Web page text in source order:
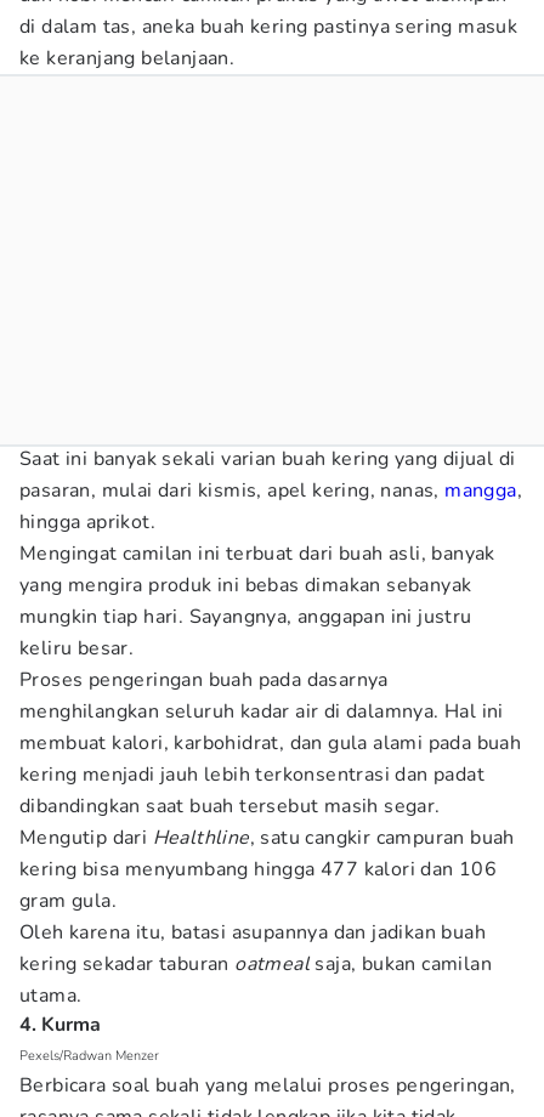
di dalam tas, aneka buah kering pastinya sering masuk
ke keranjang belanjaan.
Saat ini banyak sekali varian buah kering yang dijual di
pasaran, mulai dari kismis, apel kering, nanas, mangga,
hingga aprikot.
Mengingat camilan ini terbuat dari buah asli, banyak
yang mengira produk ini bebas dimakan sebanyak
mungkin tiap hari. Sayangnya, anggapan ini justru
keliru besar.
Proses pengeringan buah pada dasarnya
menghilangkan seluruh kadar air di dalamnya. Hal ini
membuat kalori, karbohidrat, dan gula alami pada buah
kering menjadi jauh lebih terkonsentrasi dan padat
dibandingkan saat buah tersebut masih segar.
Mengutip dari Healthline, satu cangkir campuran buah
kering bisa menyumbang hingga 477 kalori dan 106
gram gula.
Oleh karena itu, batasi asupannya dan jadikan buah
kering sekadar taburan oatmealsaja, bukan camilan
utama.
4. Kurma
Pexels/Radwan Menzer
Berbicara soal buah yang melalui proses pengeringan,